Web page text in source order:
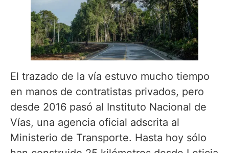
El trazado de la vía estuvo mucho tiempo
en manos de contratistas privados, pero
desde 2016 pasó al Instituto Nacional de
Vías, una agencia oficial adscrita al
Ministerio de Transporte. Hasta hoy sólo